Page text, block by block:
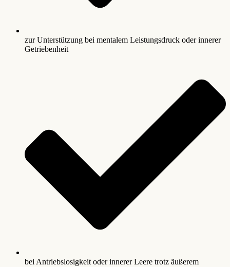
zur Unterstützung bei mentalem Leistungsdruck oder innerer
Getriebenheit
bei Antriebslosigkeit oder innerer Leere trotz äußerem